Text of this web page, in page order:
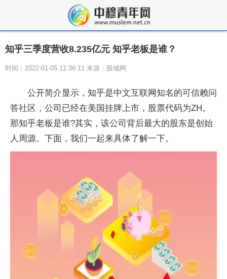
知乎三季度营收8.235亿元 知乎老板是谁？
时间：2022-01-05 11:36:11 来源：股城网
公开简介显示，知乎是中文互联网知名的可信赖问
答社区，公司已经在美国挂牌上市，股票代码为ZH。
那知乎老板是谁?其实，该公司背后最大的股东是创始
人周源。下面，我们一起来具体了解一下。